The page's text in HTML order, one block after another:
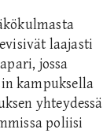
laajasti
jossa
kampuksella
yhteydessä
poliisi